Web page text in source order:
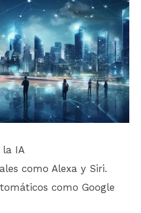
la IA
como Alexa y Siri.
como Google